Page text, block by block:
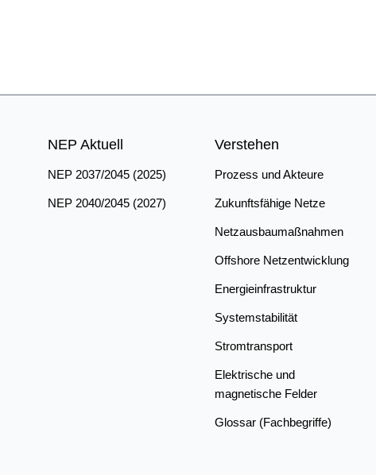
NEP Aktuell
NEP 2037/2045 (2025)
NEP 2040/2045 (2027)
Verstehen
Prozess und Akteure
Zukunftsfähige Netze
Netzausbaumaßnahmen
Offshore Netzentwicklung
Energieinfrastruktur
Systemstabilität
Stromtransport
Elektrische und
magnetische Felder
Glossar (Fachbegriffe)